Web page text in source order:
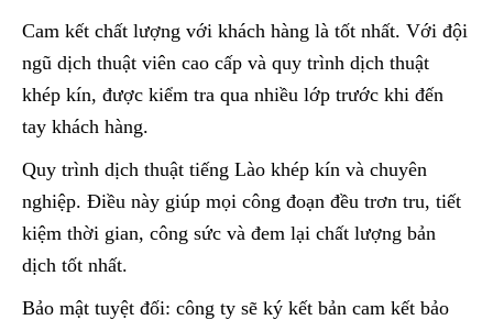
Cam kết chất lượng với khách hàng là tốt nhất. Với đội
ngũ dịch thuật viên cao cấp và quy trình dịch thuật
khép kín, được kiểm tra qua nhiều lớp trước khi đến
tay khách hàng.
Quy trình dịch thuật tiếng Lào khép kín và chuyên
nghiệp. Điều này giúp mọi công đoạn đều trơn tru, tiết
kiệm thời gian, công sức và đem lại chất lượng bản
dịch tốt nhất.
Bảo mật tuyệt đối: công ty sẽ ký kết bản cam kết bảo